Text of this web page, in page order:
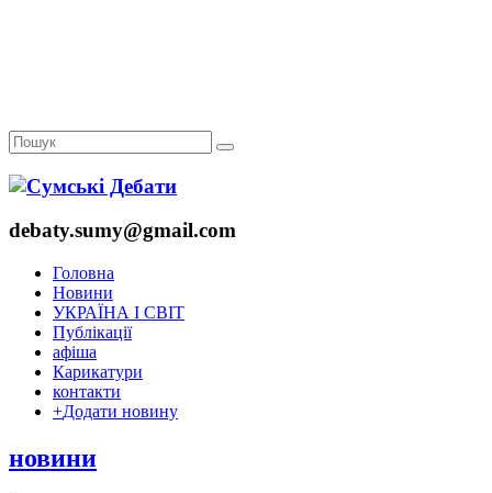
debaty.sumy@gmail.com
Головна
Новини
УКРАЇНА І СВІТ
Публікації
афіша
Карикатури
контакти
+Додати новину
новини